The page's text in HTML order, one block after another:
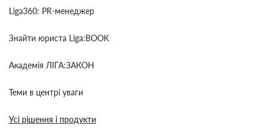
Liga360: PR-менеджер
Знайти юриста Liga:BOOK
Академія ЛІГА:ЗАКОН
Теми в центрі уваги
Усі рішення і продукти